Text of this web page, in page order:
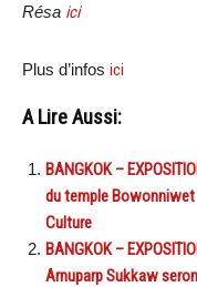
Résa ici
Plus d’infos ici
A Lire Aussi:
BANGKOK –
du temple
Culture
BANGKOK –
Arnuparp Sukkaw